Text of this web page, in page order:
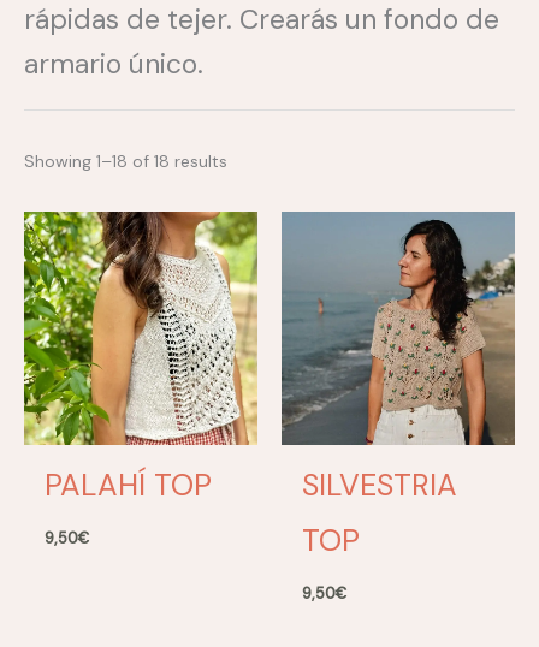
rápidas de tejer. Crearás un fondo de
armario único.
Showing 1–18 of 18 results
PALAHÍ TOP
9,50€
SILVESTRIA
TOP
9,50€